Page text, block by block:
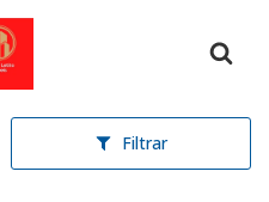
inicial
Filtrar